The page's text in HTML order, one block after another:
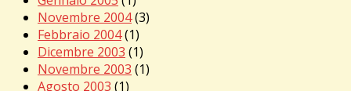
Novembre 2004(3)
Febbraio 2004(1)
Dicembre 2003 (1)
Novembre 2003 (1)
Agosto 2003 (1)